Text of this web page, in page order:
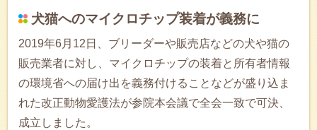
犬猫へのマイクロチップ装着が義務に
2019年6月12日、ブリーダーや販売店などの犬や猫の
販売業者に対し、マイクロチップの装着と所有者情報
の環境省への届け出を義務付けることなどが盛り込ま
れた改正動物愛護法が参院本会議で全会一致で可決、
成立しました。